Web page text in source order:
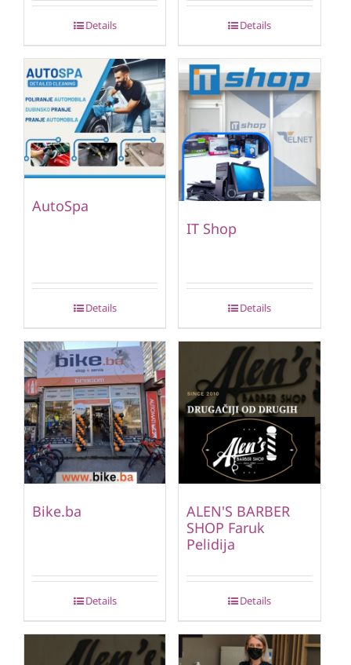
Details Details
AutoSpa
Details
IT Shop
Details
Bike.ba
Details
ALEN'S BARBER
SHOP Faruk
Pelidija
Details